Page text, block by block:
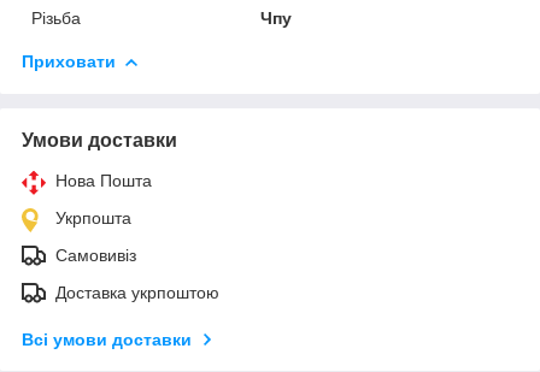
Різьба
Чпу
Приховати
Умови доставки
Нова Пошта
Укрпошта
Самовивіз
Доставка укрпоштою
Всі умови доставки